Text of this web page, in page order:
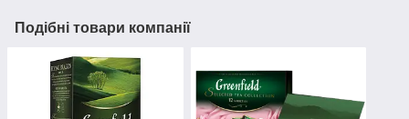
Подібні товари компанії